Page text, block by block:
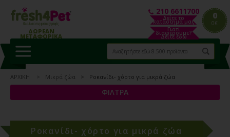
0
0€
ΔΩΡΕΑΝ
ΜΕΤΑΦΟΡΙΚΑ
Δείτε το
κατάστημα μας
Γιατί
διαφέρουμε?
Δείτε εδώ
210 6611700
ΑΡΧΙΚΗ Μικρά ζώα Ροκανίδι- χόρτο για μικρά ζώα
ΦΙΛΤΡΑ
Ροκανίδι- χόρτο για μικρά ζώα